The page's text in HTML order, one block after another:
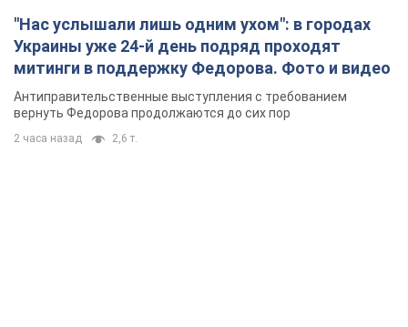
"Нас услышали лишь одним ухом": в городах
Украины уже 24-й день подряд проходят
митинги в поддержку Федорова. Фото и видео
Антиправительственные выступления с требованием
вернуть Федорова продолжаются до сих пор
2 часа назад 2,6 т.